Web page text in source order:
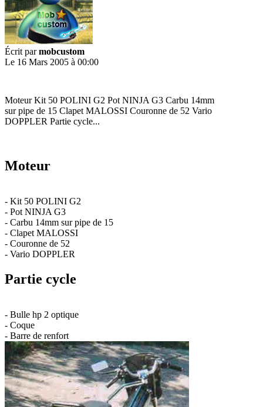
Écrit parmobcustom
Le 16 Mars 2005 à 00:00
Moteur Kit 50 POLINI G2 Pot NINJA G3 Carbu 14mm
sur pipe de 15 Clapet MALOSSI Couronne de 52 Vario
DOPPLER Partie cycle...
Moteur
- Kit 50 POLINI G2
- Pot NINJA G3
- Carbu 14mm sur pipe de 15
- Clapet MALOSSI
- Couronne de 52
- Vario DOPPLER
Partie cycle
- Bulle hp 2 optique
- Coque
- Barre de renfort